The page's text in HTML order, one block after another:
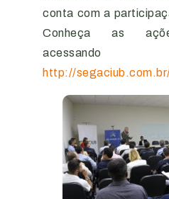
conta com a
Conheça as
http://